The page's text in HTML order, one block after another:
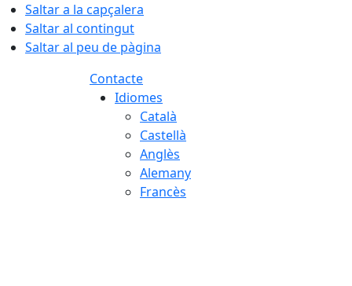
Saltar a la capçalera
Saltar al contingut
Saltar al peu de pàgina
Contacte
Idiomes
Català
Castellà
Anglès
Alemany
Francès